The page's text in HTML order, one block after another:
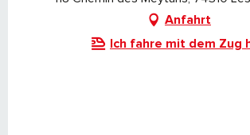
Anfahrt
Ich fahre mit dem Zug